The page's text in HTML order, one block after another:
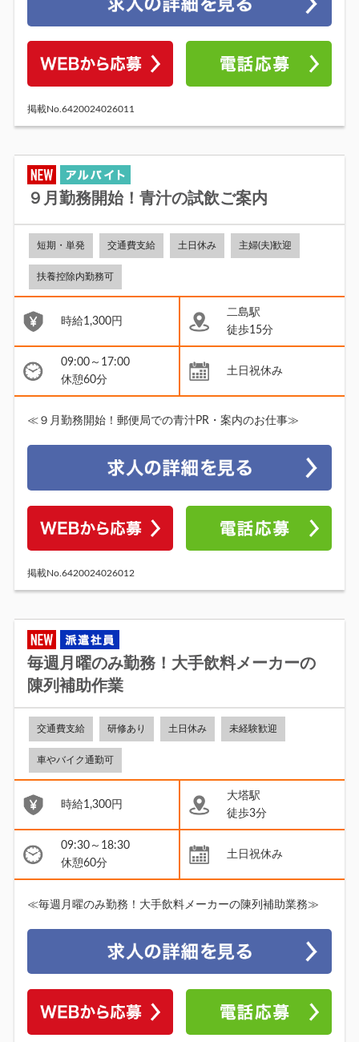
掲載No.6420024026011
９月勤務開始！青汁の試飲ご案内
短期・単発 交通費支給 土日休み 主婦(夫)歓迎
扶養控除内勤務可
時給1,300円
二島駅
徒歩15分
09:00～17:00
休憩60分
土日祝休み
≪９月勤務開始！郵便局での青汁PR・案内のお仕事≫
掲載No.6420024026012
毎週月曜のみ勤務！大手飲料メーカーの
陳列補助作業
交通費支給 研修あり 土日休み 未経験歓迎
車やバイク通勤可
時給1,300円
大塔駅
徒歩3分
09:30～18:30
休憩60分
土日祝休み
≪毎週月曜のみ勤務！大手飲料メーカーの陳列補助業務≫